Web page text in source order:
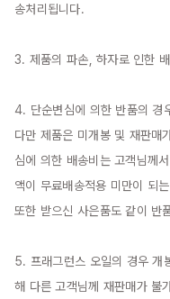
송처리됩니다.
3. 제품의 파손, 하자로 인한
4. 단순변심에 의한 반품의 경
다만 제품은 미개봉 및 재판매
심에 의한 배송비는 고객님께
액이 무료배송적용 미만이 되
또한 받으신 사은품도 같이 반
5. 프래그런스 오일의 경우 개
해 다른 고객님께 재판매가 불